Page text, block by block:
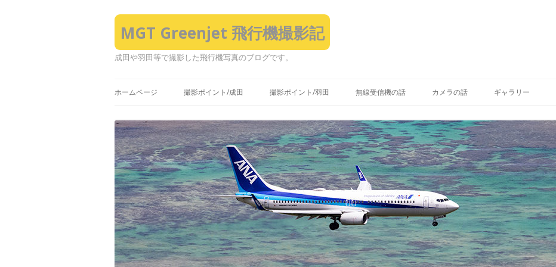
MGT Greenjet 飛行機撮影記
成田や羽田等で撮影した飛行機写真のブログです。
ン
テ
へ
ス
キ
ッ
プ
ホームページ 撮影ポイント/成田 撮影ポイント/羽田 無線受信機の話 カメラの話 ギャラリー